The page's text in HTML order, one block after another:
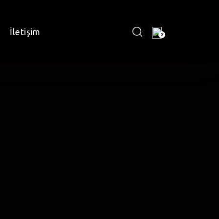
İletişim 0